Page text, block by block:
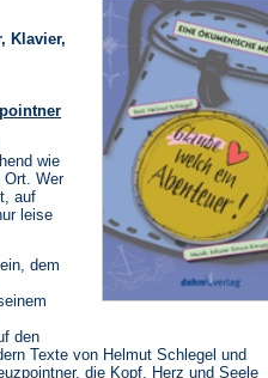
Klavier,
wie
Ort. Wer
auf
leise
dem
den
Texte von Helmut Schlegel und
die Kopf, Herz und Seele